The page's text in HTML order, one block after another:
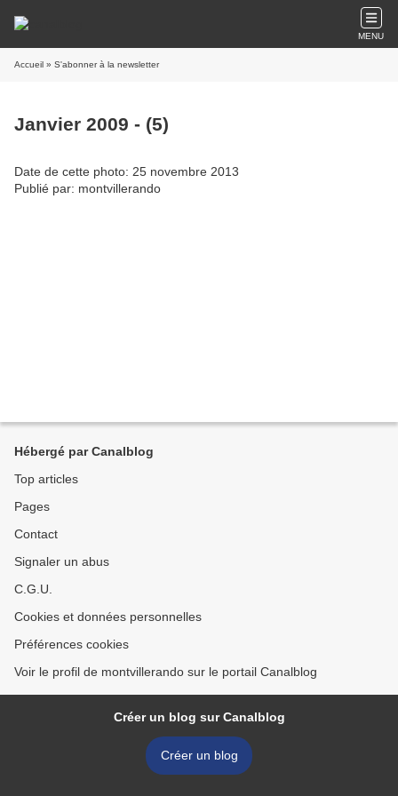
MENU
Accueil » S'abonner à la newsletter
Janvier 2009 - (5)
Date de cette photo: 25 novembre 2013
Publié par: montvillerando
Hébergé par Canalblog
Top articles
Pages
Contact
Signaler un abus
C.G.U.
Cookies et données personnelles
Préférences cookies
Voir le profil de montvillerando sur le portail Canalblog
Créer un blog sur Canalblog
Créer un blog